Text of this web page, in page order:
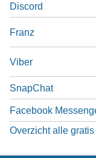
Discord
Franz
Viber
SnapChat
Facebook
Overzicht alle